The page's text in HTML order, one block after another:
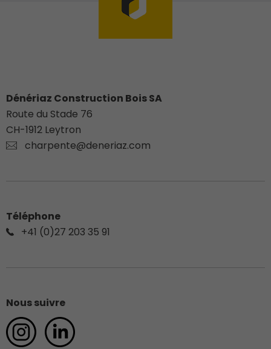
Dénériaz Construction Bois SA
Route du Stade 76
CH-1912 Leytron
charpente@deneriaz.com
Téléphone
+41 (0)27 203 35 91
Nous suivre